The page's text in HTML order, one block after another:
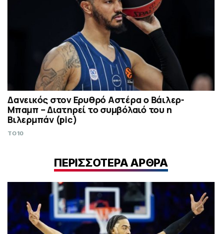
Δανεικός στον Ερυθρό Αστέρα ο Βάιλερ-
Μπαμπ – Διατηρεί το συμβόλαιό του η
Βιλερμπάν (pic)
TO10
ΠΕΡΙΣΣΟΤΕΡΑ ΑΡΘΡΑ